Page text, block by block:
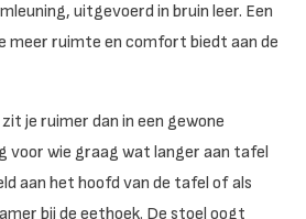
uitgevoerd in bruin leer. Een
meer ruimte en comfort biedt aan de
je ruimer dan in een gewone
wie graag wat langer aan tafel
aan het hoofd van de tafel of als
bij de eethoek. De stoel oogt